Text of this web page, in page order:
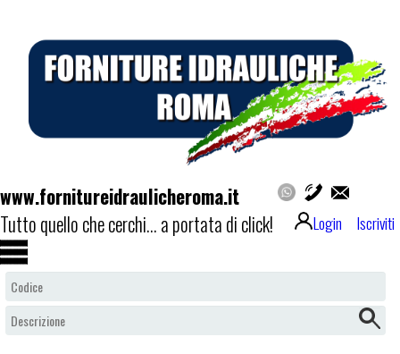
www.fornitureidraulicheroma.it
Tutto quello che cerchi... a portata di click!
Login Iscriviti